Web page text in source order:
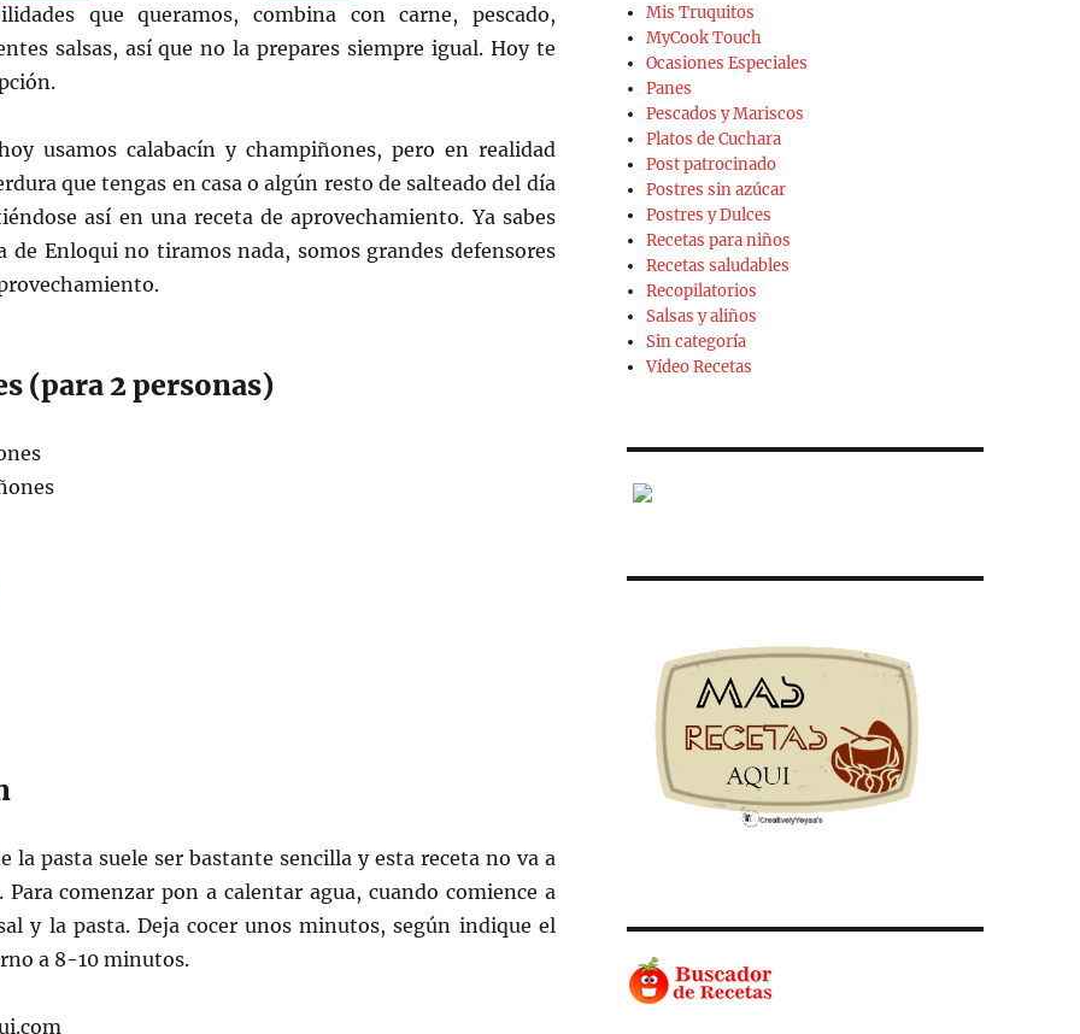
que queramos, combina con carne, pescado,
salsas, así que no la prepares siempre igual. Hoy te
usamos calabacín y champiñones, pero en realidad
que tengas en casa o algún resto de salteado del día
así en una receta de aprovechamiento. Ya sabes
de Enloqui no tiramos nada, somos grandes defensores
(para 2 personas)
la pasta suele ser bastante sencilla y esta receta no va a
Para comenzar pon a calentar agua, cuando comience a
y la pasta. Deja cocer unos minutos, según indique el
a 8-10 minutos.
Mis Truquitos
MyCook Touch
Ocasiones Especiales
Panes
Pescados y Mariscos
Platos de Cuchara
Post patrocinado
Postres sin azúcar
Postres y Dulces
Recetas para niños
Recetas saludables
Recopilatorios
Salsas y aliños
Sin categoría
Vídeo Recetas